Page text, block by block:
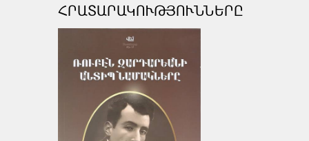
ՀՐԱՏԱՐԱԿՈՒԹՅՈՒՆՆԵՐԸ